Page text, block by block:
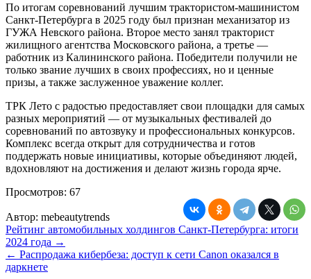
По итогам соревнований лучшим трактористом-машинистом
Санкт-Петербурга в 2025 году был признан механизатор из
ГУЖА Невского района. Второе место занял тракторист
жилищного агентства Московского района, а третье —
работник из Калининского района. Победители получили не
только звание лучших в своих профессиях, но и ценные
призы, а также заслуженное уважение коллег.
ТРК Лето с радостью предоставляет свои площадки для самых
разных мероприятий — от музыкальных фестивалей до
соревнований по автозвуку и профессиональных конкурсов.
Комплекс всегда открыт для сотрудничества и готов
поддержать новые инициативы, которые объединяют людей,
вдохновляют на достижения и делают жизнь города ярче.
Просмотров: 67
Автор: mebeautytrends
Навигация
по
записям
Рейтинг автомобильных холдингов Санкт-Петербурга: итоги
2024 года →
← Распродажа кибербеза: доступ к сети Canon оказался в
даркнете